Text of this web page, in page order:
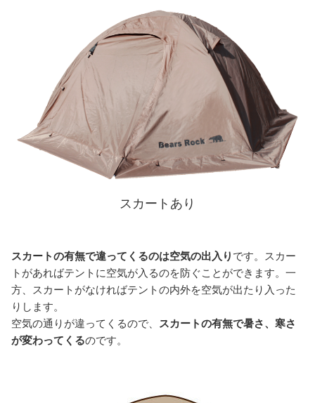
スカートあり
スカートの有無で違ってくるのは空気の出入り です。スカー
トがあればテントに空気が入るのを防ぐことができます。一
方、スカートがなければテントの内外を空気が出たり入った
りします。
空気の通りが違ってくるので、
スカートの有無で暑さ、寒さ
が変わってくるのです。